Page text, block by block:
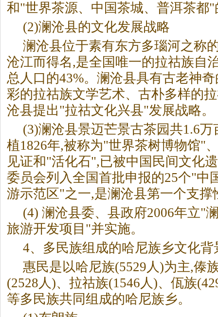
和"世界茶源、中国茶城、 普洱茶都"
(2)澜沧县的文化发展战略
澜沧县位于素有东方多瑙河之称
沧江而得名,是全国唯一的拉祜族自
总人口的43%。澜沧县具有古老神
彩的拉祜族文学艺术、古朴多样的
沧县提出"拉祜文化兴县"发展战略。
(3)澜沧县景迈芒景古茶园共1.6
植1826年,被称为"世界茶树博物馆"
见证和"活化石",已被中国民间文化
委员会列入全国首批申报的25个"中
游示范区"之一,是澜沧县第一个支撑
(4) 澜沧县委、县政府2006年立"
旅游开发项目"并实施。
4、多民族组成的哈尼族乡文化背
惠民是以哈尼族(5529人)为主,傣
(2528人)、拉祜族(1546人)、佤族
等多民族共同组成的哈尼族乡。